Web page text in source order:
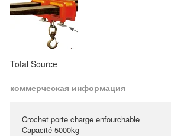
Total Source
коммерческая информация
Crochet porte charge enfourchable
Capacité 5000kg